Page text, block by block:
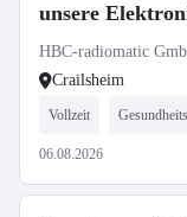
unsere
HBC-radiomatic
Crailsheim
Vollzeit
06.08.2026